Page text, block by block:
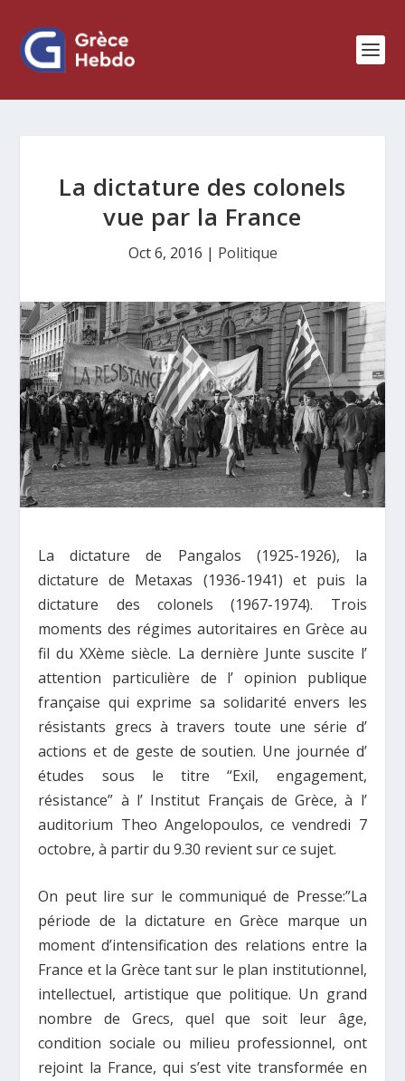
La dictature des colonels
vue par la France
Oct 6, 2016 | Politique
La dictature de Pangalos (1925-1926), la
dictature de Metaxas (1936-1941) et puis la
dictature des colonels (1967-1974). Trois
moments des régimes autoritaires en Grèce au
fil du XXème siècle. La dernière Junte suscite l’
attention particulière de l’ opinion publique
française qui exprime sa solidarité envers les
résistants grecs à travers toute une série d’
actions et de geste de soutien. Une journée d’
études sous le titre “Εxil, engagement,
résistance” à l’ Institut Français de Grèce, à l’
auditorium Theo Angelopoulos, ce vendredi 7
octobre, à partir du 9.30 revient sur ce sujet.
On peut lire sur le communiqué de Presse:”La
période de la dictature en Grèce marque un
moment d’intensification des relations entre la
France et la Grèce tant sur le plan institutionnel,
intellectuel, artistique que politique. Un grand
nombre de Grecs, quel que soit leur âge,
condition sociale ou milieu professionnel, ont
rejoint la France, qui s’est vite transformée en